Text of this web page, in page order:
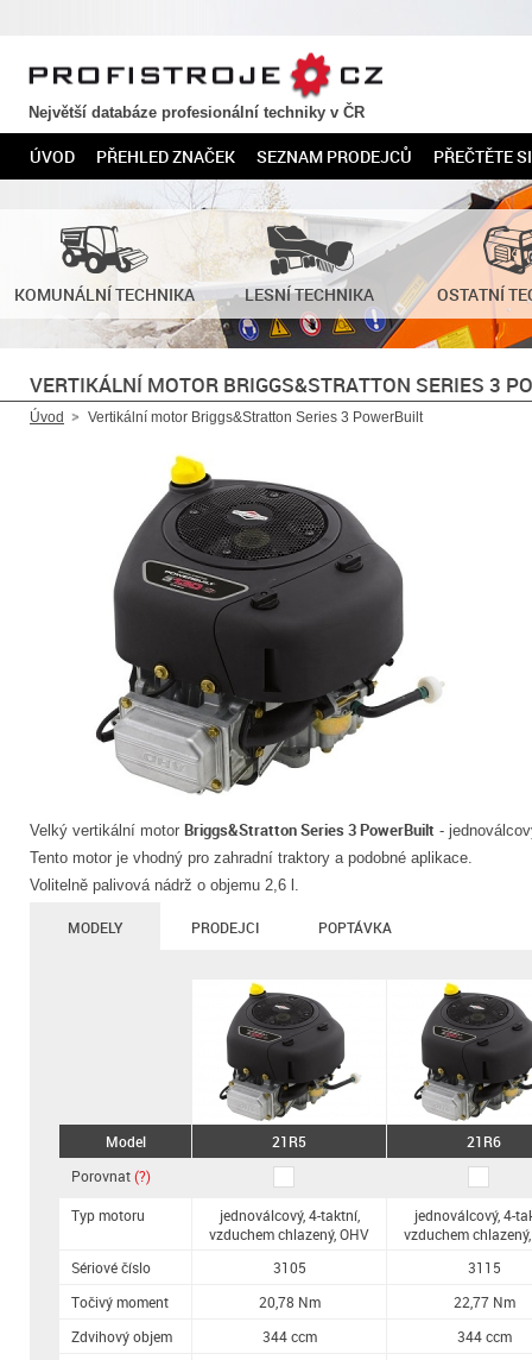
PROFISTROJE.CZ
Největší databáze profesionální techniky v ČR
ÚVOD PŘEHLED ZNAČEK SEZNAM PRODEJCŮ PŘEČTĚTE SI
KOMUNÁLNÍ TECHNIKA LESNÍ TECHNIKA OSTATNÍ
VERTIKÁLNÍ MOTOR BRIGGS&STRATTON SERIES 3
Úvod Vertikální motor Briggs&Stratton Series 3 PowerBuilt
Velký vertikální motor Briggs&Stratton Series 3 PowerBuilt -
Tento motor je vhodný pro zahradní traktory a podobné aplikace.
Volitelně palivová nádrž o objemu 2,6 l.
MODELY PRODEJCI POPTÁVKA
Model
Porovnat(?)
Typ motoru
Sériové číslo
Točivý moment
Zdvihový objem
21R5 21R6
jednoválcový, 4-taktní,
vzduchem chlazený, OHV
jednoválcový, 4-
vzduchem
3105
3115
20,78 Nm
22,77 Nm
344 ccm
344 ccm